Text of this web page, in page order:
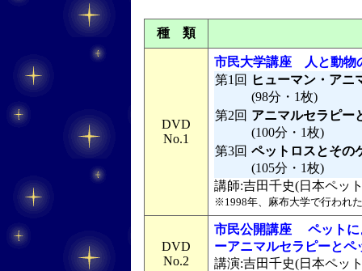
種 類
DVD
No.1
市民大学講座 人と動物
第1回
ヒューマン・アニ
(98分・1枚)
第2回 アニマルセラピー
(100分・1枚)
第3回 ペットロスとその
(105分・1枚)
講師:吉田千史(日本ペッ
※1998年、麻布大学で行われ
DVD
No.2
市民公開講座 ペットに
ーアニマルセラピーとペ
講演:吉田千史(日本ペッ